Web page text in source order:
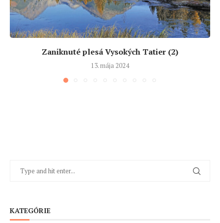
Zaniknuté plesá Vysokých Tatier (2)
13. mája 2024
KATEGÓRIE